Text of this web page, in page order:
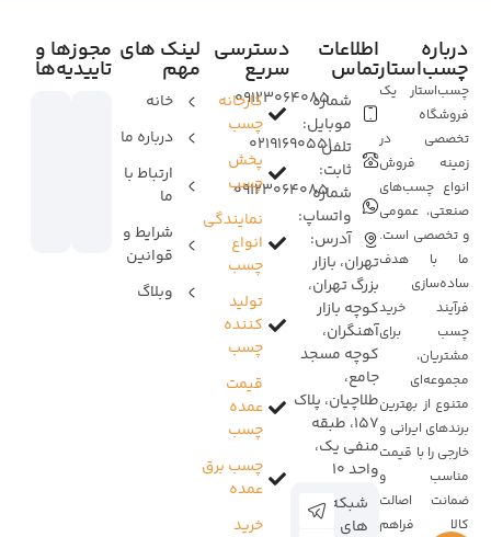
درباره
چسب‌استار
چسب‌استار یک
فروشگاه
تخصصی در
زمینه فروش
انواع چسب‌های
صنعتی، عمومی
و تخصصی است.
ما با هدف
ساده‌سازی
فرآیند خرید
چسب برای
مشتریان،
مجموعه‌ای
متنوع از بهترین
برندهای ایرانی و
خارجی را با قیمت
مناسب و
ضمانت اصالت
کالا فراهم
اطلاعات
تماس
شماره
موبایل:
09123064085
تلفن
ثابت:
02191690551
شماره
واتساپ:
09123064085
آدرس:
تهران، بازار
بزرگ تهران،
کوچه بازار
آهنگران،
کوچه مسجد
جامع،
طلاچیان، پلاک
157، طبقه
منفی یک،
واحد 10
شبکه
های
دسترسی
سریع
کارخانه
چسب
پخش
چسب
نمایندگی
انواع
چسب
تولید
کننده
چسب
قیمت
عمده
چسب
چسب برق
عمده
خرید
لینک های
مهم
خانه
درباره ما
ارتباط با
ما
شرایط و
قوانین
وبلاگ
مجوزها و
تاییدیه‌ها